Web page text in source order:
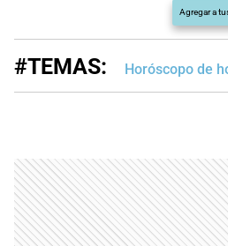
Agregar a
#TEMAS: Horóscopo de